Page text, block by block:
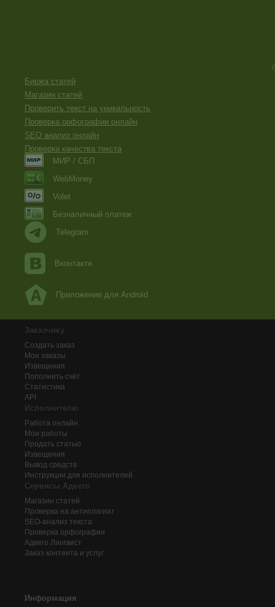
Биржа статей
Магазин статей
Проверить текст на уникальность
Проверка орфографии онлайн
SEO анализ онлайн
Проверка качества текста
МИР / СБП
WebMoney
Volet
Безналичный платеж
Telegram
Вконтакте
Приложение для Android
Заказчику
Создать заказ
Мои заказы
Извещения
Пополнить счёт
Статистика
API
Исполнителю
Работа онлайн
Мои работы
Продать статью
Извещения
Вывод средств
Инструкции для исполнителей
Сервисы Адвего
Магазин статей
Проверка на антиплагиат
SEO-анализ текста
Проверка орфографии
Адвего Лингвист
Заказ контента и услуг
Информация